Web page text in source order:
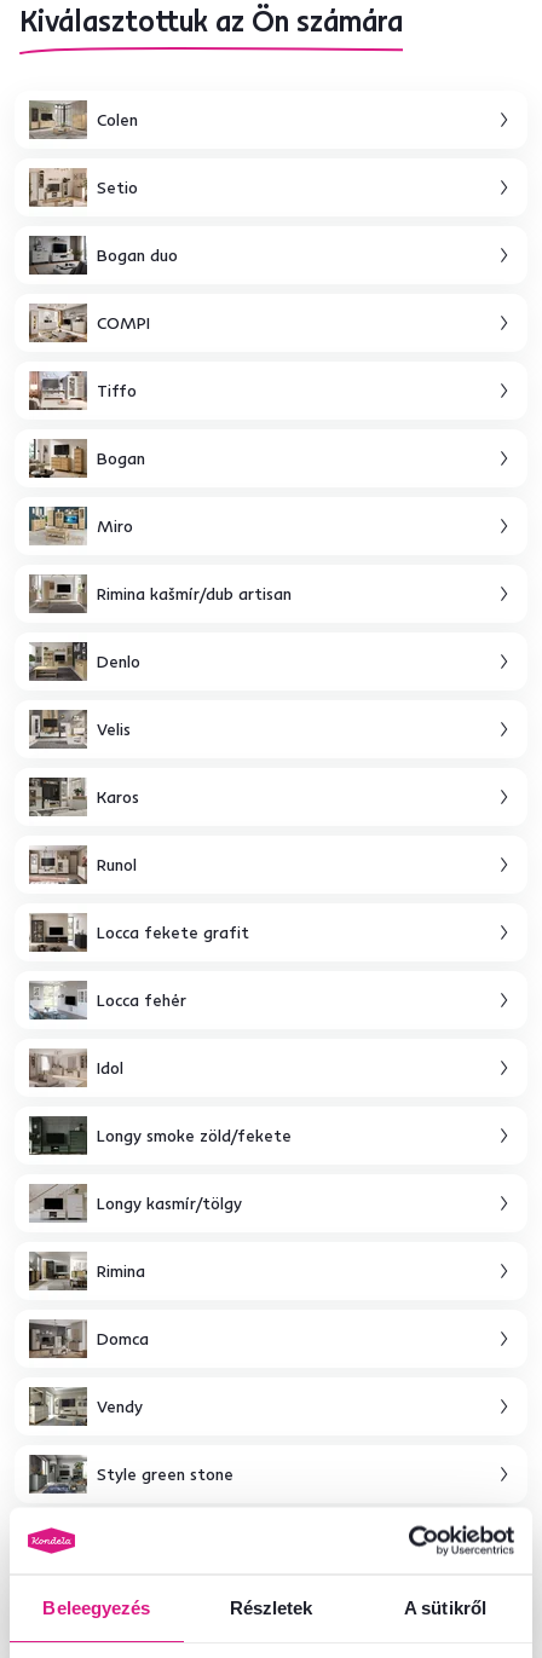
Beleegyezés Részletek A sütikről
Kiválasztottuk az Ön számára
Colen
Setio
Bogan duo
COMPI
Tiffo
Bogan
Miro
Rimina kašmír/dub artisan
Denlo
Velis
Karos
Runol
Locca fekete grafit
Locca fehér
Idol
Longy smoke zöld/fekete
Longy kasmír/tölgy
Rimina
Domca
Vendy
Style green stone
Next